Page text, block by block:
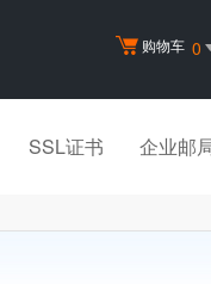
购物车 0
SSL证书 企业邮